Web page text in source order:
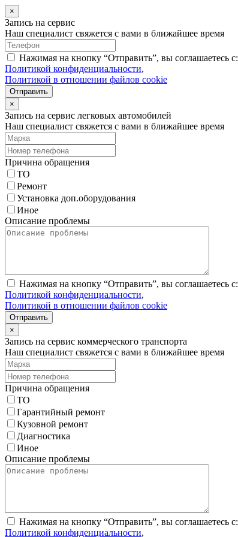
×
Запись на сервис
Наш специалист свяжется с вами в ближайшее время
Нажимая на кнопку “Отправить”, вы соглашаетесь с:
Политикой конфиденциальности,
Политикой в отношении файлов cookie
Отправить
×
Запись на сервис легковых автомобилей
Наш специалист свяжется с вами в ближайшее время
Причина обращения
ТО
Ремонт
Установка доп.оборудования
Иное
Описание проблемы
Нажимая на кнопку “Отправить”, вы соглашаетесь с:
Политикой конфиденциальности,
Политикой в отношении файлов cookie
Отправить
×
Запись на сервис коммерческого транспорта
Наш специалист свяжется с вами в ближайшее время
Причина обращения
ТО
Гарантийный ремонт
Кузовной ремонт
Диагностика
Иное
Описание проблемы
Нажимая на кнопку “Отправить”, вы соглашаетесь с:
Политикой конфиденциальности,